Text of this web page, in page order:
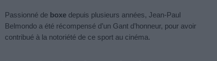
Passionné de boxe depuis plusieurs années, Jean-Paul
Belmondo a été récompensé d’un Gant d’honneur, pour avoir
contribué à la notoriété de ce sport au cinéma.